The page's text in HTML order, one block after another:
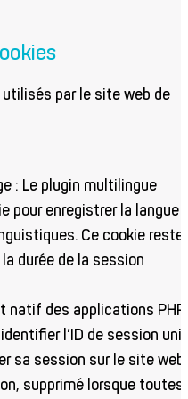
par le site web de
: Le plugin multilingue
pour enregistrer la langue
Ce cookie reste
durée de la session
natif des applications
l’ID de session
sa session sur le site
supprimé lorsque toutes